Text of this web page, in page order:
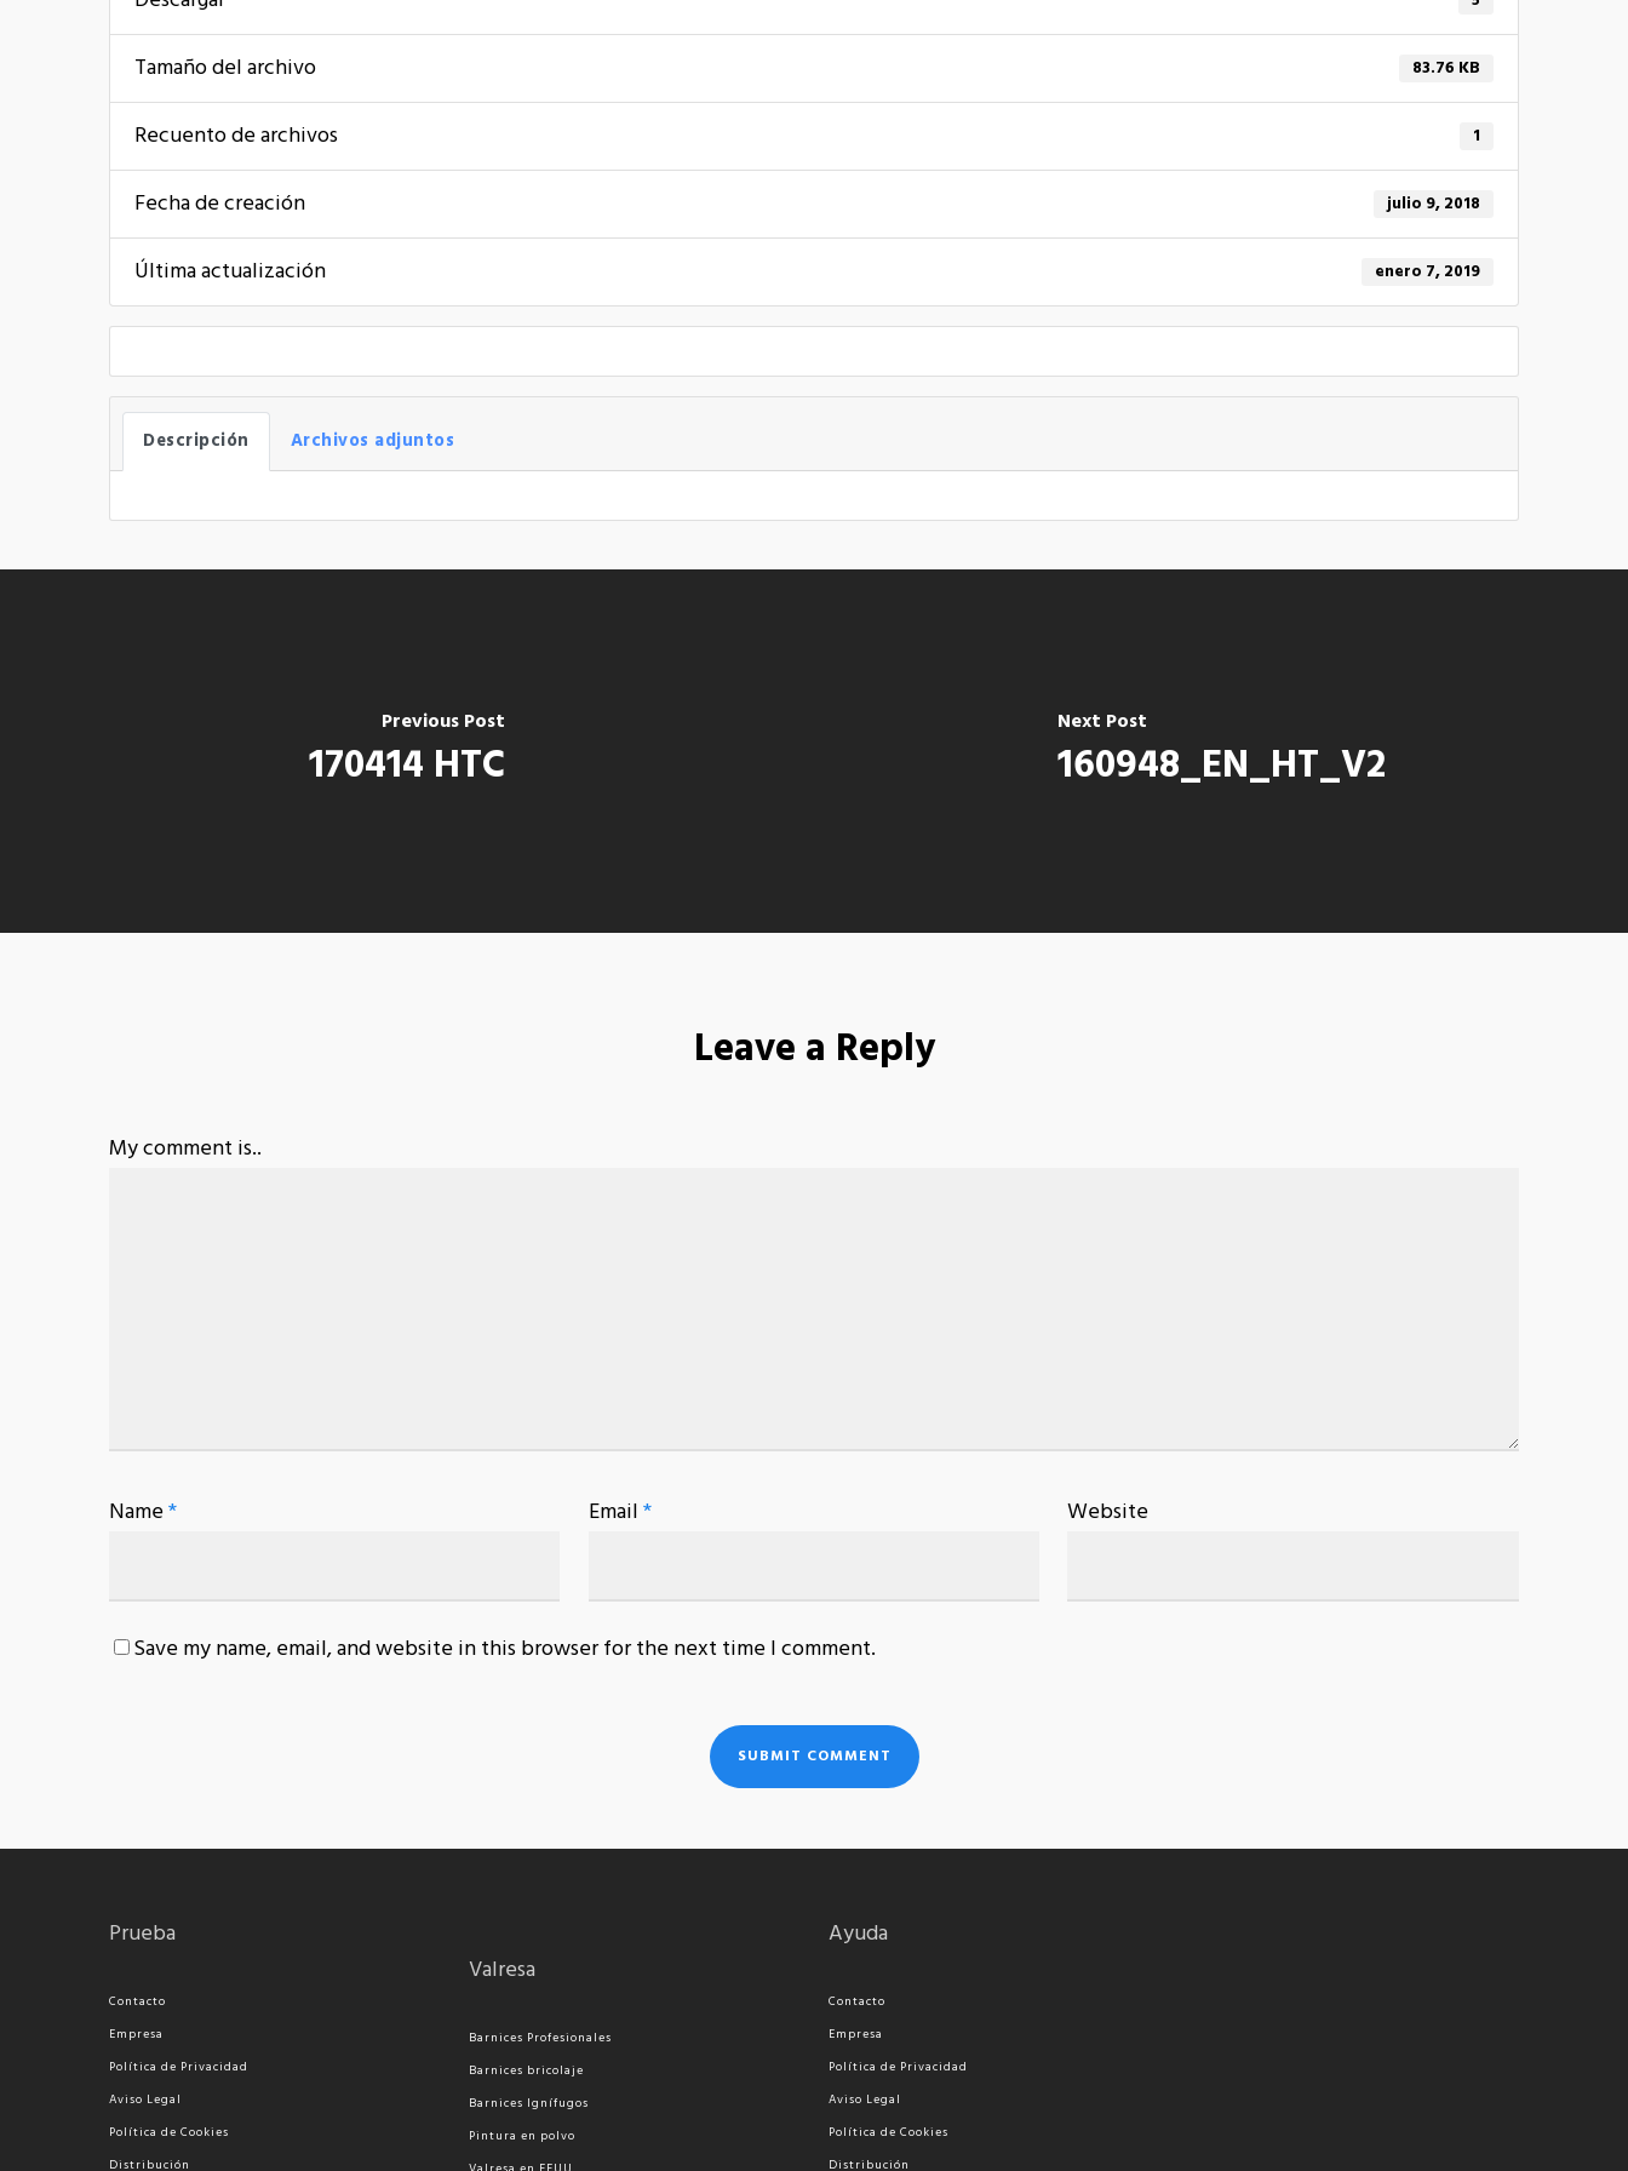
Tamaño del archivo 83.76 KB
Recuento de archivos 1
Fecha de creación julio 9, 2018
Última actualización enero 7, 2019
Descripción Archivos adjuntos
Previous Post
170414 HTC
Next Post
160948_EN_HT_V2
Leave a Reply
My comment is..
Name* Email* Website
Save my name, email, and website in this browser for the next time I comment.
Prueba
Contacto
Empresa
Política de Privacidad
Aviso Legal
Política de Cookies
Distribución
Valresa
Barnices Profesionales
Barnices bricolaje
Barnices Ignífugos
Pintura en polvo
Ayuda
Contacto
Empresa
Política de Privacidad
Aviso Legal
Política de Cookies
Distribución